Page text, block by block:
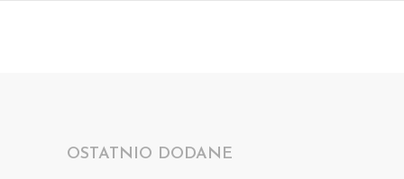
OSTATNIO DODANE